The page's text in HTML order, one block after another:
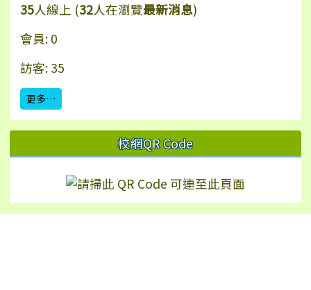
35人線上 (32人在瀏覽最新消息)
會員: 0
訪客: 35
更多…
校網QR Code